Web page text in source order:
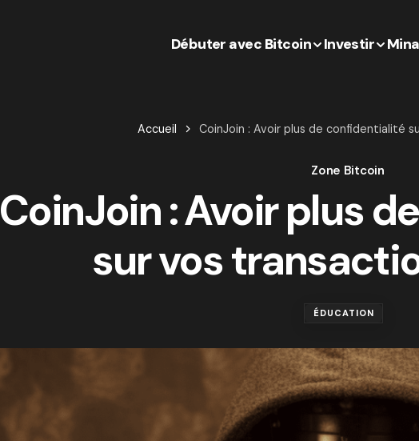
Débuter avec Bitcoin Investir
Accueil CoinJoin : Avoir plus de confidentialité
Zone Bitcoin
CoinJoin : Avoir plus
sur vos
ÉDUCATION